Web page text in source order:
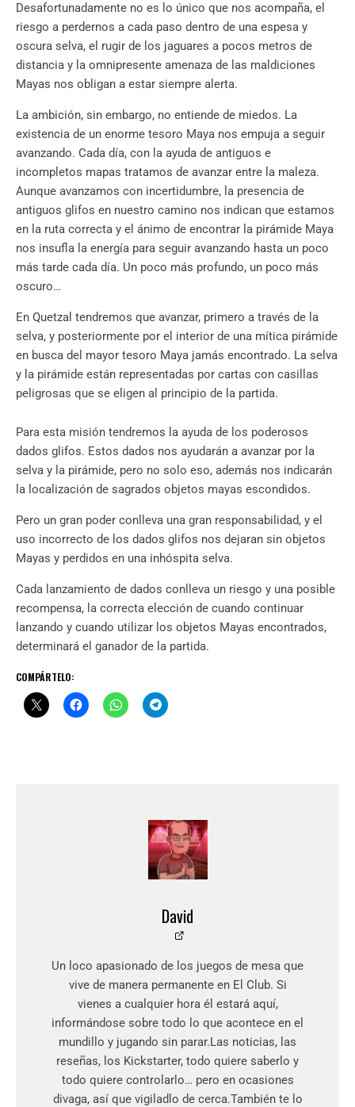
Desafortunadamente no es lo único que nos acompaña, el
riesgo a perdernos a cada paso dentro de una espesa y
oscura selva, el rugir de los jaguares a pocos metros de
distancia y la omnipresente amenaza de las maldiciones
Mayas nos obligan a estar siempre alerta.
La ambición, sin embargo, no entiende de miedos. La
existencia de un enorme tesoro Maya nos empuja a seguir
avanzando. Cada día, con la ayuda de antiguos e
incompletos mapas tratamos de avanzar entre la maleza.
Aunque avanzamos con incertidumbre, la presencia de
antiguos glifos en nuestro camino nos indican que estamos
en la ruta correcta y el ánimo de encontrar la pirámide Maya
nos insufla la energía para seguir avanzando hasta un poco
más tarde cada día. Un poco más profundo, un poco más
oscuro…
En Quetzal tendremos que avanzar, primero a través de la
selva, y posteriormente por el interior de una mítica pirámide
en busca del mayor tesoro Maya jamás encontrado. La selva
y la pirámide están representadas por cartas con casillas
peligrosas que se eligen al principio de la partida.
Para esta misión tendremos la ayuda de los poderosos
dados glifos. Estos dados nos ayudarán a avanzar por la
selva y la pirámide, pero no solo eso, además nos indicarán
la localización de sagrados objetos mayas escondidos.
Pero un gran poder conlleva una gran responsabilidad, y el
uso incorrecto de los dados glifos nos dejaran sin objetos
Mayas y perdidos en una inhóspita selva.
Cada lanzamiento de dados conlleva un riesgo y una posible
recompensa, la correcta elección de cuando continuar
lanzando y cuando utilizar los objetos Mayas encontrados,
determinará el ganador de la partida.
COMPÁRTELO:
David
Un loco apasionado de los juegos de mesa que
vive de manera permanente en El Club. Si
vienes a cualquier hora él estará aquí,
informándose sobre todo lo que acontece en el
mundillo y jugando sin parar.Las noticias, las
reseñas, los Kickstarter, todo quiere saberlo y
todo quiere controlarlo… pero en ocasiones
divaga, así que vigiladlo de cerca.También te lo